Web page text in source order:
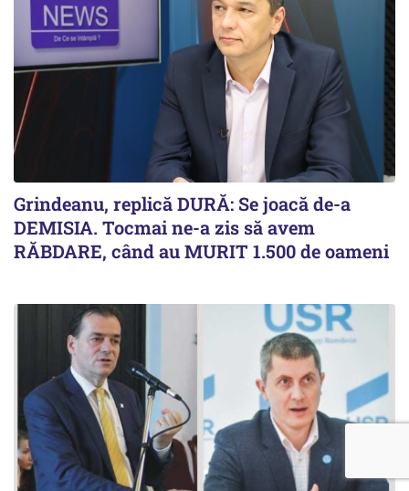
Grindeanu, replică DURĂ: Se joacă de-a
DEMISIA. Tocmai ne-a zis să avem
RĂBDARE, când au MURIT 1.500 de oameni